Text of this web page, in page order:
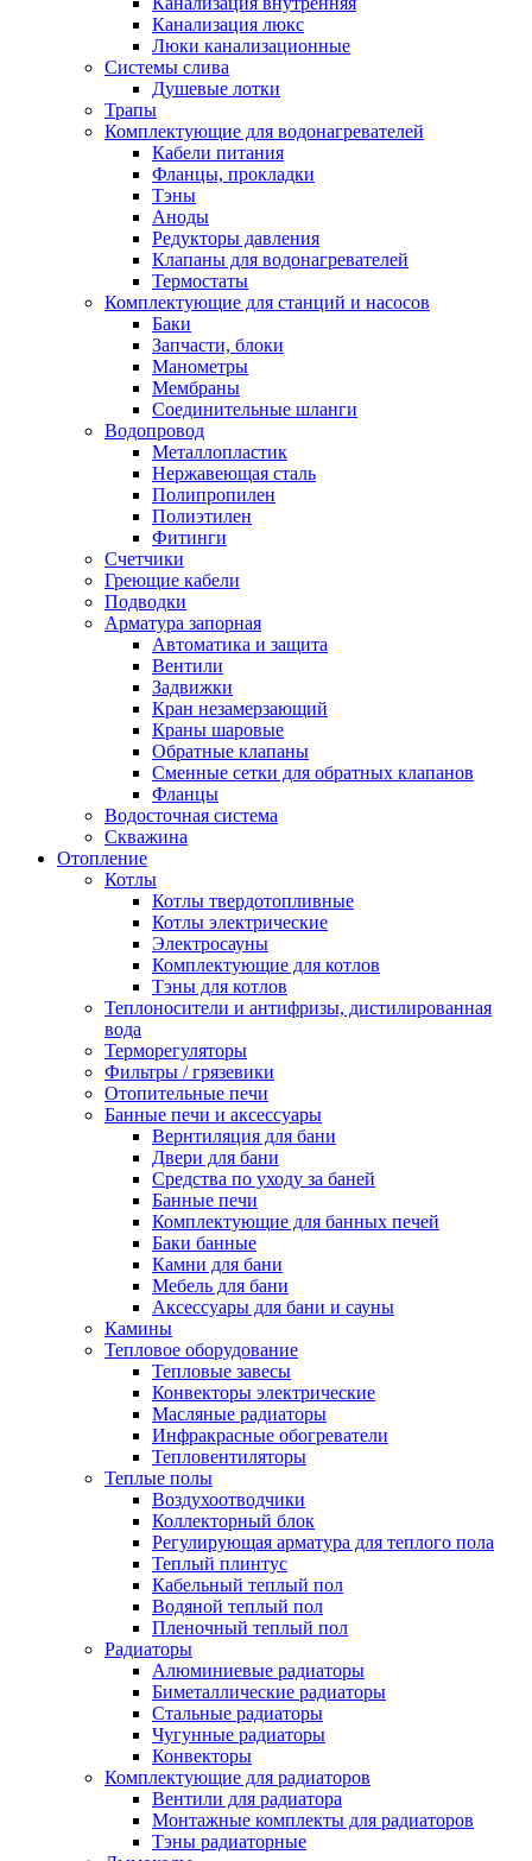
Обмен и возврат товара
Канализация люкс
Люки канализационные
Системы слива
Душевые лотки
Трапы
Комплектующие для водонагревателей
Кабели питания
Фланцы, прокладки
Тэны
Аноды
Редукторы давления
Клапаны для водонагревателей
Термостаты
Комплектующие для станций и насосов
Баки
Запчасти, блоки
Манометры
Мембраны
Соединительные шланги
Водопровод
Металлопластик
Нержавеющая сталь
Полипропилен
Полиэтилен
Фитинги
Счетчики
Греющие кабели
Подводки
Арматура запорная
Автоматика и защита
Вентили
Задвижки
Кран незамерзающий
Краны шаровые
Обратные клапаны
Сменные сетки для обратных клапанов
Фланцы
Водосточная система
Скважина
Отопление
Котлы
Котлы твердотопливные
Котлы электрические
Электросауны
Комплектующие для котлов
Тэны для котлов
Теплоносители и антифризы, дистилированная
вода
Терморегуляторы
Фильтры / грязевики
Отопительные печи
Банные печи и аксессуары
Вернтиляция для бани
Двери для бани
Средства по уходу за баней
Банные печи
Комплектующие для банных печей
Баки банные
Камни для бани
Мебель для бани
Аксессуары для бани и сауны
Камины
Тепловое оборудование
Тепловые завесы
Конвекторы электрические
Масляные радиаторы
Инфракрасные обогреватели
Тепловентиляторы
Теплые полы
Воздухоотводчики
Коллекторный блок
Регулирующая арматура для теплого пола
Теплый плинтус
Кабельный теплый пол
Водяной теплый пол
Пленочный теплый пол
Радиаторы
Алюминиевые радиаторы
Биметаллические радиаторы
Стальные радиаторы
Чугунные радиаторы
Конвекторы
Комплектующие для радиаторов
Вентили для радиатора
Монтажные комплекты для радиаторов
Тэны радиаторные